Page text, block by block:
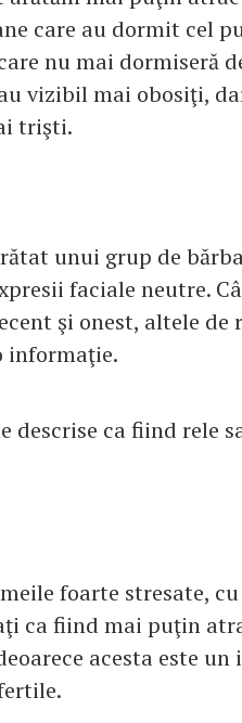
care au dormit cel
nu mai dormiseră
vizibil mai obosiţi,
trişti.
unui grup de
faciale neutre.
şi onest, altele de
informaţie.
ca fiind rele
foarte stresate,
ca fiind mai puţin
acesta este un